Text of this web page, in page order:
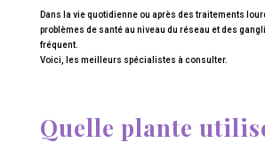
Dans la vie quotidienne ou après des traitements
problèmes de santé au niveau du réseau et des
fréquent.
Voici, les meilleurs spécialistes à consulter.
Quelle plante